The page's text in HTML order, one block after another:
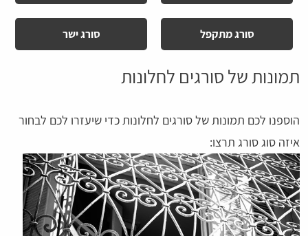
סורג מתקפל סורג ישר
תמונות של סורגים לחלונות
הוספנו לכם תמונות של סורגים לחלונות כדי שיעזרו לכם לבחור
איזה סוג סורג תרצו: